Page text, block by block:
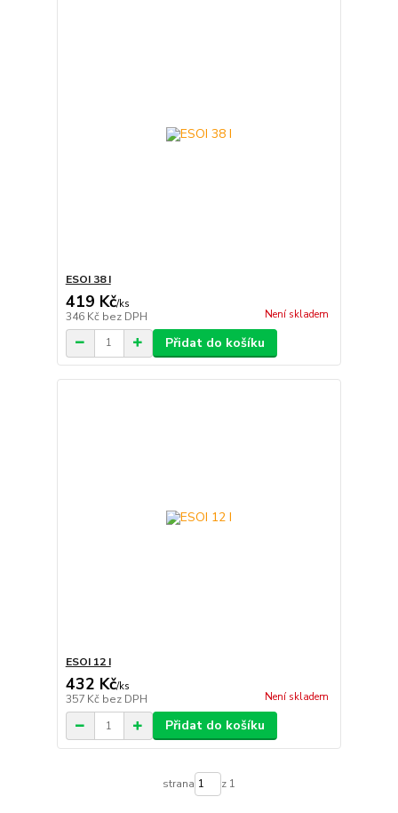
ESOI 38 I
419 Kč/ks
346 Kč bez DPH Není skladem
Přidat do košíku
ESOI 12 I
432 Kč/ks
357 Kč bez DPH Není skladem
Přidat do košíku
strana z 1